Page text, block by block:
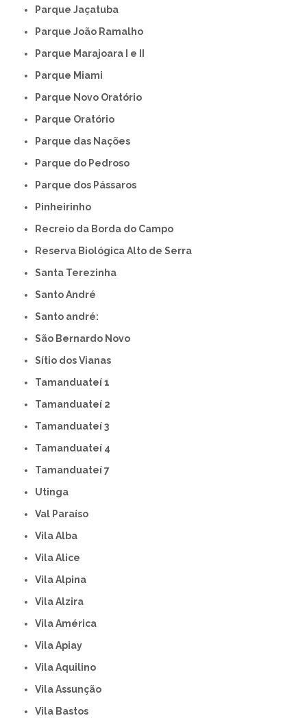
Parque Jaçatuba
Parque João Ramalho
Parque Marajoara I e II
Parque Miami
Parque Novo Oratório
Parque Oratório
Parque das Nações
Parque do Pedroso
Parque dos Pássaros
Pinheirinho
Recreio da Borda do Campo
Reserva Biológica Alto de Serra
Santa Terezinha
Santo André
Santo andré:
São Bernardo Novo
Sítio dos Vianas
Tamanduateí 1
Tamanduateí 2
Tamanduateí 3
Tamanduateí 4
Tamanduateí 7
Utinga
Val Paraíso
Vila Alba
Vila Alice
Vila Alpina
Vila Alzira
Vila América
Vila Apiay
Vila Aquilino
Vila Assunção
Vila Bastos